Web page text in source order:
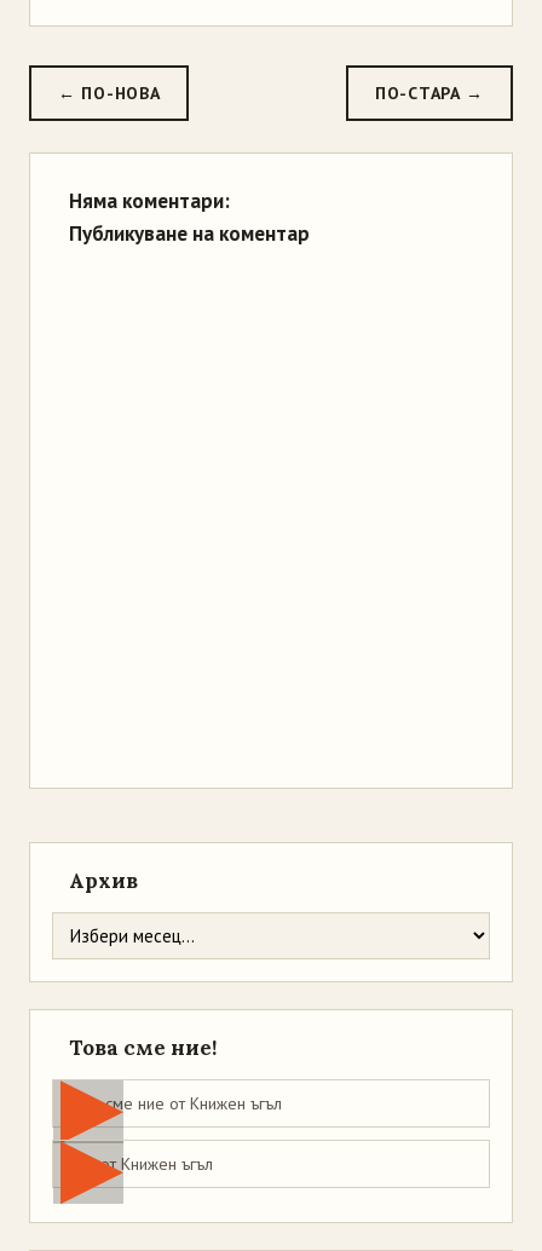
← ПО-НОВА ПО-СТАРА →
Няма коментари:
Публикуване на коментар
Архив
Това сме ние!
Това сме ние от Книжен ъгъл
Мая от Книжен ъгъл